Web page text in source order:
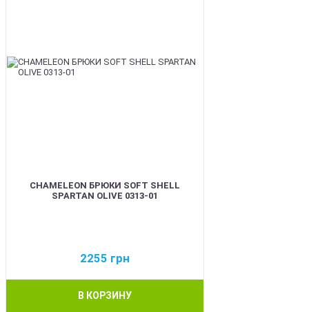
CHAMELEON БРЮКИ SOFT SHELL
SPARTAN OLIVE 0313-01
2255 грн
В КОРЗИНУ